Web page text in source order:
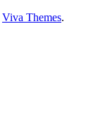
Viva Themes.